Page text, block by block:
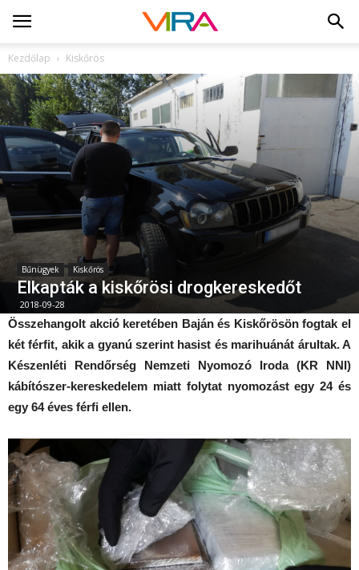
Kezdőlap Kiskőrös
Bűnügyek Kiskőrös
Elkapták a kiskőrösi drogkereskedőt
2018-09-28
Összehangolt akció keretében Baján és Kiskőrösön fogtak el
két férfit, akik a gyanú szerint hasist és marihuánát árultak. A
Készenléti Rendőrség Nemzeti Nyomozó Iroda (KR NNI)
kábítószer-kereskedelem miatt folytat nyomozást egy 24 és
egy 64 éves férfi ellen.